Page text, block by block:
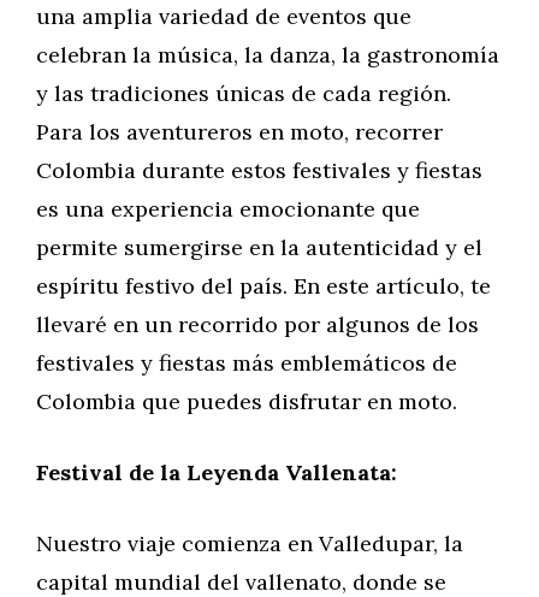
una amplia variedad de eventos que
celebran la música, la danza, la gastronomía
y las tradiciones únicas de cada región.
Para los aventureros en moto, recorrer
Colombia durante estos festivales y fiestas
es una experiencia emocionante que
permite sumergirse en la autenticidad y el
espíritu festivo del país. En este artículo, te
llevaré en un recorrido por algunos de los
festivales y fiestas más emblemáticos de
Colombia que puedes disfrutar en moto.
Festival de la Leyenda Vallenata:
Nuestro viaje comienza en Valledupar, la
capital mundial del vallenato, donde se